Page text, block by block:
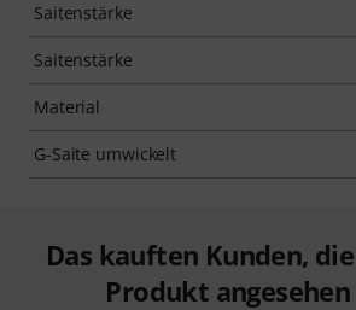
Saitenstärke
Saitenstärke
Material
G-Saite umwickelt
Das kauften Kunden,
Produkt